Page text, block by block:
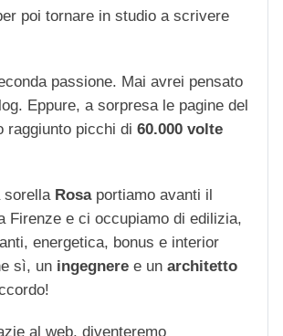
poi tornare in studio a scrivere
passione. Mai avrei pensato
Eppure, a sorpresa le pagine del
raggiunto picchi di 60.000 volte
sorella Rosaportiamo avanti il
Firenze e ci occupiamo di edilizia,
energetica, bonus e interior
sì, un ingegnere e un architetto
al web, diventeremo